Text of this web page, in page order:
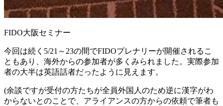
FIDO大阪セミナー
今回は続く5/21～23の間でFIDOプレナリーが開催されるこ
ともあり、海外からの参加者が多くみられました。実際参加
者の大半は英語話者だったように見えます。
(余談ですが受付の方たちが全員外国人のため逆に漢字がわ
からないとのことで、アライアンスの方からの依頼で筆者も